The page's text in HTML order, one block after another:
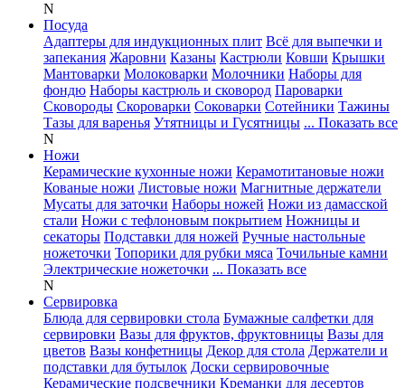
N
Посуда
Адаптеры для индукционных плит Всё для выпечки и
запекания Жаровни Казаны Кастрюли Ковши Крышки
Мантоварки Молоковарки Молочники Наборы для
фондю Наборы кастрюль и сковород Пароварки
Сковороды Скороварки Соковарки Сотейники Тажины
Тазы для варенья Утятницы и Гусятницы ... Показать все
N
Ножи
Керамические кухонные ножи Керамотитановые ножи
Кованые ножи Листовые ножи Магнитные держатели
Мусаты для заточки Наборы ножей Ножи из дамасской
стали Ножи с тефлоновым покрытием Ножницы и
секаторы Подставки для ножей Ручные настольные
ножеточки Топорики для рубки мяса Точильные камни
Электрические ножеточки ... Показать все
N
Сервировка
Блюда для сервировки стола Бумажные салфетки для
сервировки Вазы для фруктов, фруктовницы Вазы для
цветов Вазы конфетницы Декор для стола Держатели и
подставки для бутылок Доски сервировочные
Керамические подсвечники Креманки для десертов